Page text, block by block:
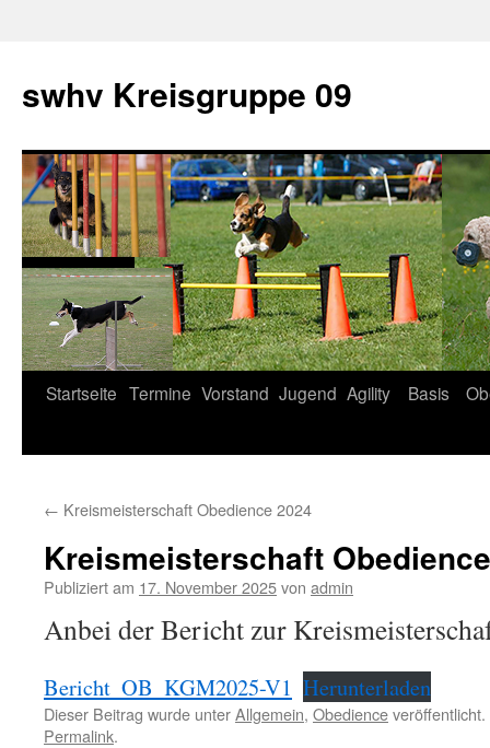
swhv Kreisgruppe 09
Startseite Termine Vorstand Jugend Agility Basis
← Kreismeisterschaft Obedience 2024
Kreismeisterschaft
Publiziert am 17. November 2025von admin
Anbei der Bericht zur
Bericht_OB_KGM2025-V1 Herunterladen
Dieser Beitrag wurde unterAllgemein, Obedience
Permalink.